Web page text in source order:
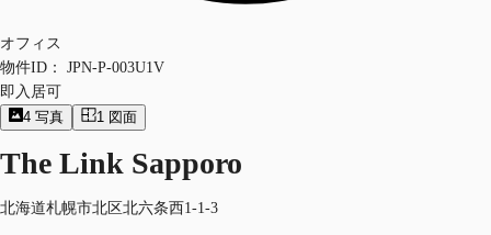
オフィス
物件ID：
JPN-P-003U1V
即入居可
4 写真 1 図面
The Link Sapporo
北海道札幌市北区北六条西1-1-3